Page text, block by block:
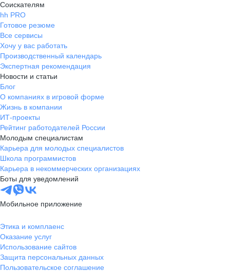
Соискателям
hh PRO
Готовое резюме
Все сервисы
Хочу у вас работать
Производственный календарь
Экспертная рекомендация
Новости и статьи
Блог
О компаниях в игровой форме
Жизнь в компании
ИТ-проекты
Рейтинг работодателей России
Молодым специалистам
Карьера для молодых специалистов
Школа программистов
Карьера в некоммерческих организациях
Боты для уведомлений
Мобильное приложение
Этика и комплаенс
Оказание услуг
Использование сайтов
Защита персональных данных
Пользовательское соглашение